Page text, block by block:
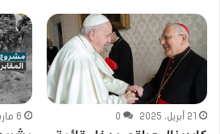
21 أبريل، 2025 0 6 مارس، 2025